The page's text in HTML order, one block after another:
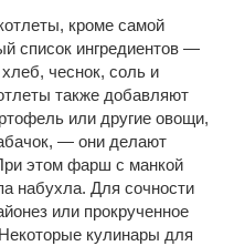
кроме самой
список ингредиентов —
чеснок, соль и
также добавляют
или другие овощи,
— они делают
этом фарш с манкой
набухла. Для сочности
или прокрученное
кулинары для